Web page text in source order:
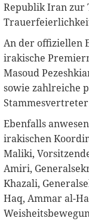
Republik Iran zur
An der offiziellen
irakische
Masoud
sowie zahlreiche
Ebenfalls
irakischen
Maliki,
Amiri,
Khazali,
Haq, Ammar al-